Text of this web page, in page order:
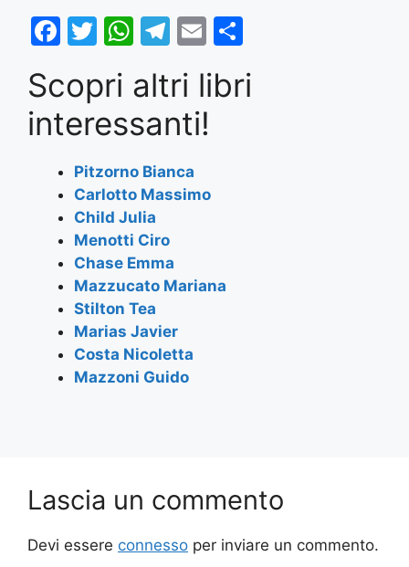
F
c
e
b
o
o
k
T
itt
er
W
at
s
A
p
p
T
e
gr
a
m
E
ai
l
ar
Scopri altri libri
interessanti!
Pitzorno Bianca
Carlotto Massimo
Child Julia
Menotti Ciro
Chase Emma
Mazzucato Mariana
Stilton Tea
Marias Javier
Costa Nicoletta
Mazzoni Guido
Lascia un commento
Devi essere connesso per inviare un commento.